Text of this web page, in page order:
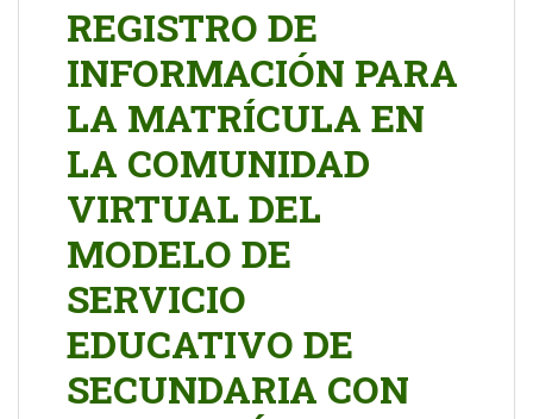
REGISTRO DE
INFORMACIÓN PARA
LA MATRÍCULA EN
LA COMUNIDAD
VIRTUAL DEL
MODELO DE
SERVICIO
EDUCATIVO DE
SECUNDARIA CON